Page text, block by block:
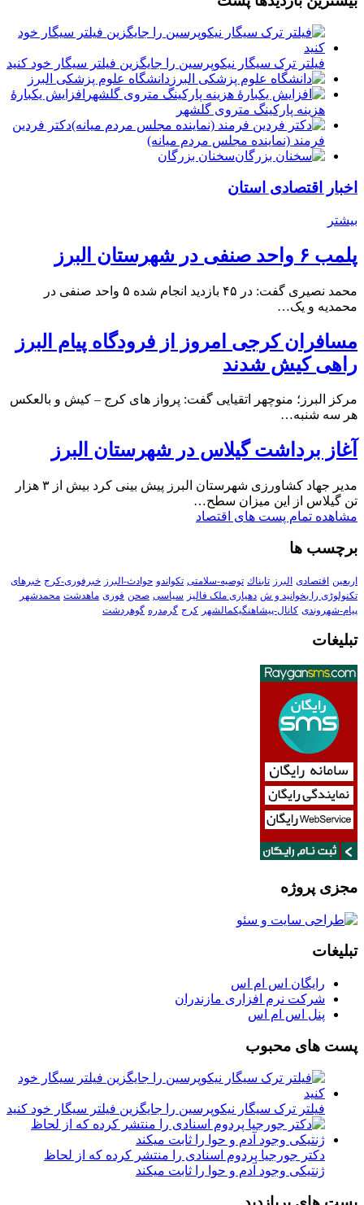
فیلتر ترک سیگار نیکوپرسین را جایگزین فیلتر سیگار خود کنید
دانشگاه علوم پزشکی البرز
افزایش یکبارۀ
هزینه پارکینگ متروی گلشهر
دكتر فردين
فرمند (نماينده مجلس مردم میانه)
سخنان بزرگان
اخبار اقتصادی استان
بیشتر
پلمب ۶ واحد صنفی در شهرستان البرز
محمد نصیری گفت: در ۴۵ بازدید انجام شده ۵ واحد صنفی در
محمدیه و یک…
مسافران کرجی امروز از فرودگاه پیام البرز
راهی کیش شدند
مرکز البرز؛ منوچهر اتقیایی گفت: پرواز های کرج – کیش و بالعکس
هر سه شنبه…
آغاز برداشت گیلاس در شهرستان البرز
مدیر جهاد کشاورزی شهرستان البرز پیش بینی کرد بیش از ۳ هزار
تن گیلاس از این میزان سطح…
مشاهده تمام پست های اقتصاد
برچسب ها
اربعین اقتصادی البرز تابناك توصیه-سلامتی تکواندو حوادث-البرز خبرفوری-کرج خبرهای
تکنولوڑی را بخوانید و ش دهیاری ملک فالیز سیاسی صحن فوری ماهدشت محمدشهر
پیام-شهروندی کانال-پیشاهنگیکمالشهر کرج گرمدره گوهردشت
تبلیغات
مجزی پروژه
تبلیغات
رایگان اس ام اس
شرکت نرم افزاری مازندران
پنل اس ام اس
پست های محبوب
فیلتر ترک سیگار نیکوپرسین را جایگزین فیلتر سیگار خود کنید
دکتر جورجیا پردوم اسنادی را منتشر کرده که از لحاظ
ژنتیکی وجود آدم و حوا را ثابت میکند